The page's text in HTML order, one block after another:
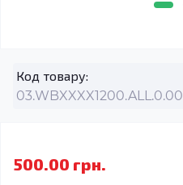
Код товару:
03.WBXXXX1200.ALL.0.00
500.00 грн.